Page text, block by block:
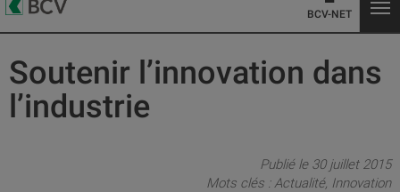
BCV-NET
Soutenir l’innovation dans
l’industrie
Publié le 30 juillet 2015
Mots clés :Actualité Innovation